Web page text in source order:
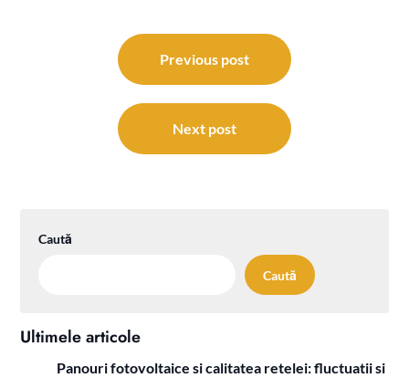
Previous post
Next post
Caută
Caută
Ultimele articole
Panouri fotovoltaice si calitatea retelei: fluctuatii si